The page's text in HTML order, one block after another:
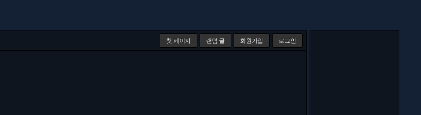
첫 페이지 랜덤 글 회원가입 로그인